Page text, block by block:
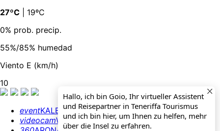
Hallo, ich bin Goio, Ihr virtueller Assistent
und Reisepartner in Teneriffa Tourismus
und ich bin hier, um Ihnen zu helfen, mehr
über die Insel zu erfahren.
27ºC | 19ºC
0% prob. precip.
55%/85% humedad
Viento E (km/h)
10
eventKALENDER
videocamWEBCAMS